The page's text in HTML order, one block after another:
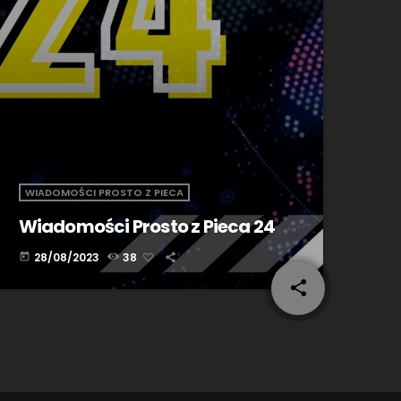
share
email
WIADOMOŚCI PROSTO Z PIECA
Wiadomości Prosto z Pieca 24
today 28/08/2023 38